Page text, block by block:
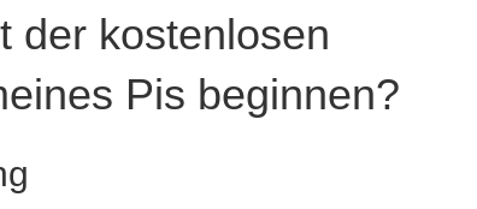
der kostenlosen
Pis beginnen?